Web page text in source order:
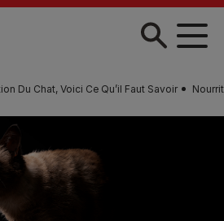
Du Chat, Voici Ce Qu’il Faut Savoir